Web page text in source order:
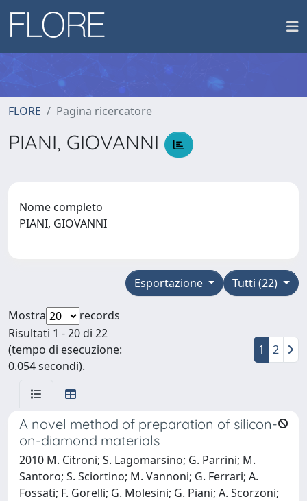
FLORE Pagina ricercatore
PIANI, GIOVANNI
Nome completo
PIANI, GIOVANNI
Tutti (22)
Esportazione
Mostra
records
Risultati 1 - 20 di 22
(tempo di esecuzione:
0.054 secondi).
1 2
A novel method of preparation of silicon-
on-diamond materials
2010 M. Citroni; S. Lagomarsino; G. Parrini; M.
Santoro; S. Sciortino; M. Vannoni; G. Ferrari; A.
Fossati; F. Gorelli; G. Molesini; G. Piani; A. Scorzoni;